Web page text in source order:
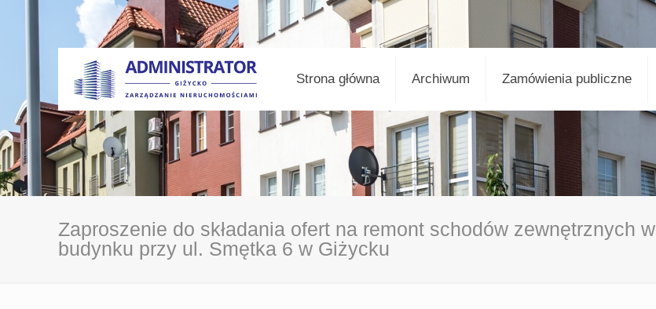
Strona główna Archiwum Zamówienia publiczne
Zaproszenie do składania ofert na remont schodów zewnętrznych w
budynku przy ul. Smętka 6 w Giżycku